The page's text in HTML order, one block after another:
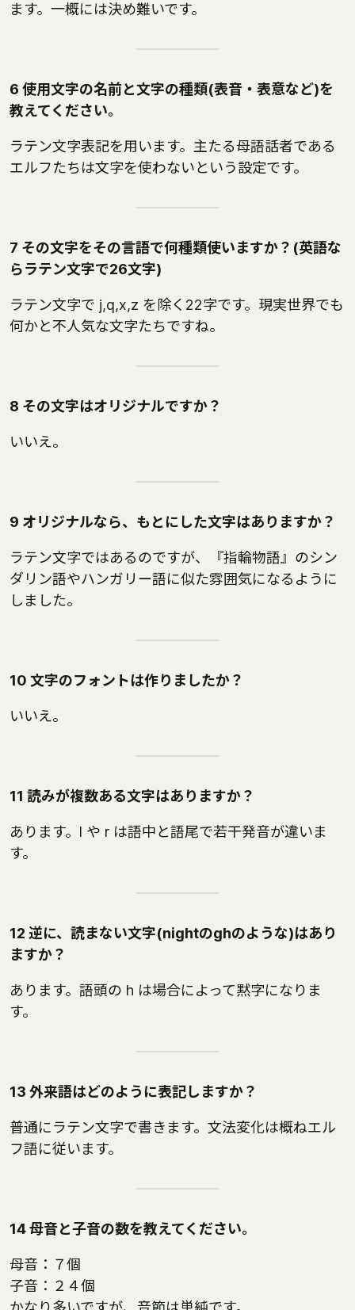
ます。一概には決め難いです。
6 使用文字の名前と文字の種類(表音・表意など)を
教えてください。
ラテン文字表記を用います。主たる母語話者である
エルフたちは文字を使わないという設定です。
7 その文字をその言語で何種類使いますか？(英語な
らラテン文字で26文字)
ラテン文字で j,q,x,z を除く22字です。現実世界でも
何かと不人気な文字たちですね。
8 その文字はオリジナルですか？
いいえ。
9 オリジナルなら、もとにした文字はありますか？
ラテン文字ではあるのですが、『指輪物語』のシン
ダリン語やハンガリー語に似た雰囲気になるように
しました。
10 文字のフォントは作りましたか？
いいえ。
11 読みが複数ある文字はありますか？
あります。l や r は語中と語尾で若干発音が違いま
す。
12 逆に、読まない文字(nightのghのような)はあり
ますか？
あります。語頭の h は場合によって黙字になりま
す。
13 外来語はどのように表記しますか？
普通にラテン文字で書きます。文法変化は概ねエル
フ語に従います。
14 母音と子音の数を教えてください。
母音：７個
子音：２４個